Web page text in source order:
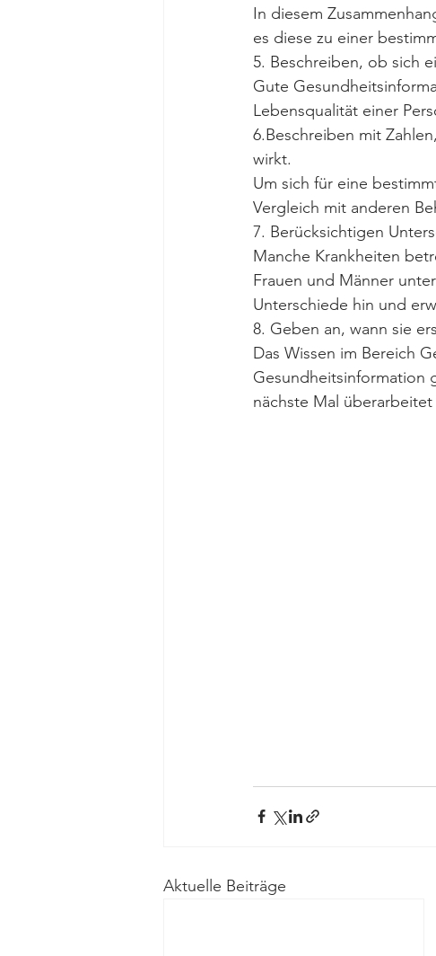
In diesem
es diese zu einer
5. Beschreiben, ob sich
Gute
Lebensqualität einer
6.Beschreiben mit
wirkt.
Um sich für eine
Vergleich mit anderen
7. Berücksichtigen
Manche Krankheiten
Frauen und Männer
Unterschiede hin und
8. Geben an, wann sie
Das Wissen im Bereich
Gesundheitsinformation
nächste Mal überarbeitet
Aktuelle Beiträge